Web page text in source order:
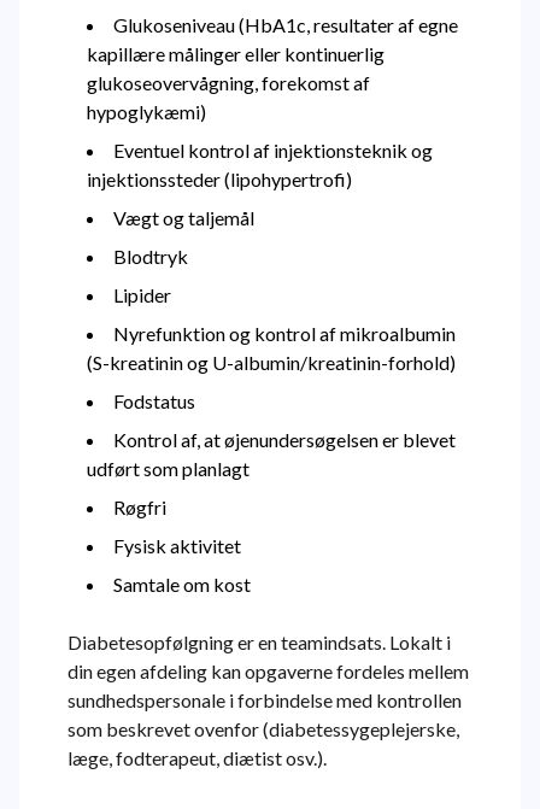
Glukoseniveau (HbA1c, resultater af egne
kapillære målinger eller kontinuerlig
glukoseovervågning, forekomst af
hypoglykæmi)
Eventuel kontrol af injektionsteknik og
injektionssteder (lipohypertrofi)
Vægt og taljemål
Blodtryk
Lipider
Nyrefunktion og kontrol af mikroalbumin
(S-kreatinin og U-albumin/kreatinin-forhold)
Fodstatus
Kontrol af, at øjenundersøgelsen er blevet
udført som planlagt
Røgfri
Fysisk aktivitet
Samtale om kost
Diabetesopfølgning er en teamindsats. Lokalt i
din egen afdeling kan opgaverne fordeles mellem
sundhedspersonale i forbindelse med kontrollen
som beskrevet ovenfor (diabetessygeplejerske,
læge, fodterapeut, diætist osv.).